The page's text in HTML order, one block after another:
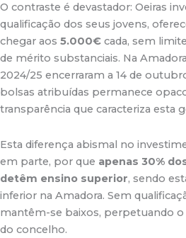
O contraste é devastador: Oeiras
qualificação dos seus jovens,
chegar aos 5.000€ cada, sem
de mérito substanciais. Na
2024/25 encerraram a 14 de
bolsas atribuídas permanece
transparência que caracteriza esta
Esta diferença abismal no
em parte, por que apenas 30%
detêm ensino superior, sendo
inferior na Amadora. Sem
mantêm-se baixos, perpetuando o
do concelho.